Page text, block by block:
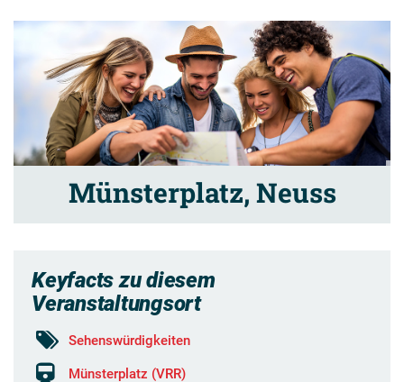
Münsterplatz, Neuss
Keyfacts zu diesem
Veranstaltungsort
Sehenswürdigkeiten
Münsterplatz (VRR)